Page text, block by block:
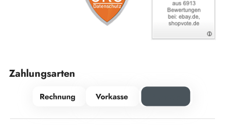
Zahlungsarten